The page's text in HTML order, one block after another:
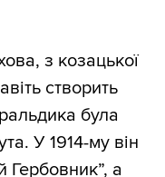
з козацької
створить
була
У 1914-му він
а